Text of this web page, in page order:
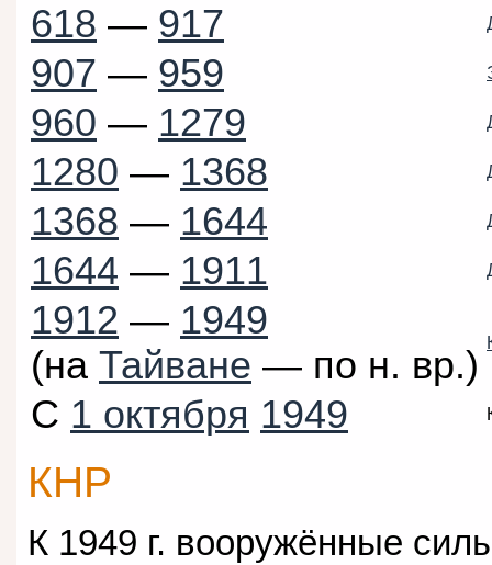
618 — 917
907 — 959
960 — 1279
1280 — 1368
1368 — 1644
1644 — 1911
1912 — 1949
(на Тайване — по н. вр.)
С 1 октября 1949
КНР
К 1949 г. вооружённые